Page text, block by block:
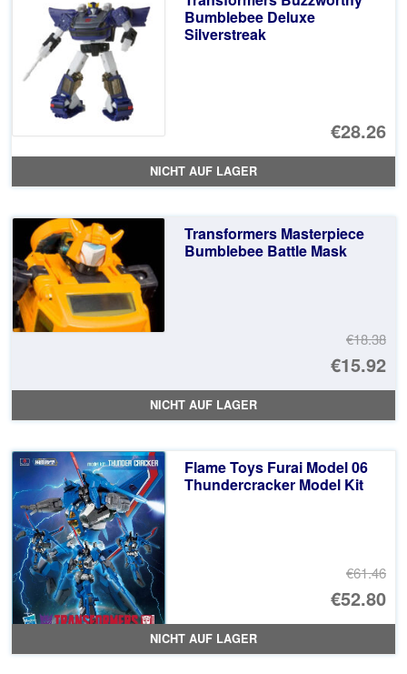
Bumblebee Deluxe
Silverstreak
€28.26
NICHT AUF LAGER
Transformers Masterpiece
Bumblebee Battle Mask
€18.38
€15.92
NICHT AUF LAGER
Flame Toys Furai Model 06
Thundercracker Model Kit
€61.46
€52.80
NICHT AUF LAGER